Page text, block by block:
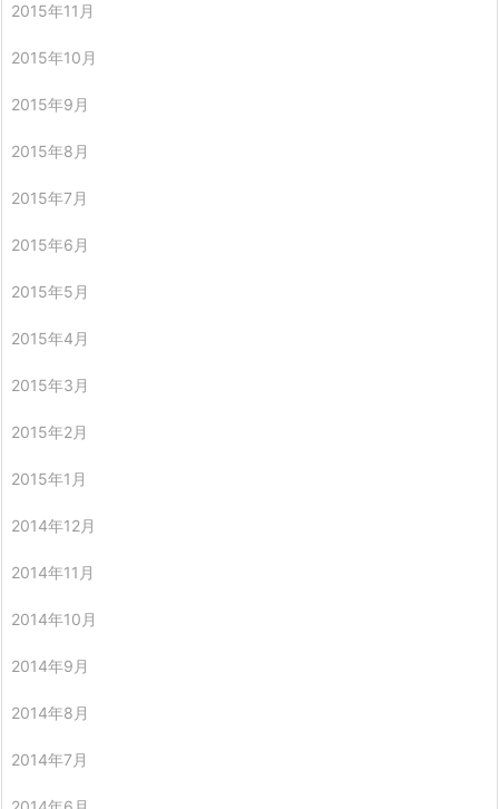
2015年11月
2015年10月
2015年9月
2015年8月
2015年7月
2015年6月
2015年5月
2015年4月
2015年3月
2015年2月
2015年1月
2014年12月
2014年11月
2014年10月
2014年9月
2014年8月
2014年7月